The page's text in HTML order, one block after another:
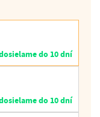
do 10 dní
do 10 dní